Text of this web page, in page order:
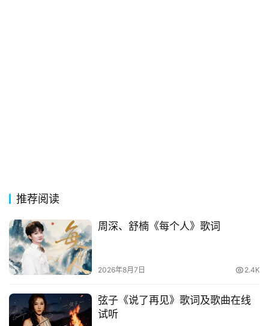
台
其
他
词
推荐阅读
周深、舒楠《每个人》歌词
2026年8月7日 2.4K
弦子《说了再见》歌词及歌曲在线
试听